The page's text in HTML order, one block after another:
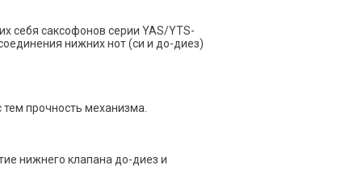
себя саксофонов серии YAS/YTS-
нижних нот (си и до-диез)
прочность механизма.
нижнего клапана до-диез и